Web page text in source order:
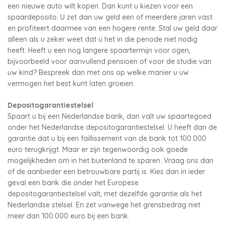
een nieuwe auto wilt kopen. Dan kunt u kiezen voor een
spaardeposito. U zet dan uw geld een of meerdere jaren vast
en profiteert daarmee van een hogere rente. Stal uw geld daar
alleen als u zeker weet dat u het in die periode niet nodig
heeft. Heeft u een nog langere spaartermijn voor ogen,
bijvoorbeeld voor aanvullend pensioen of voor de studie van
uw kind? Bespreek dan met ons op welke manier u uw
vermogen het best kunt laten groeien.
Depositogarantiestelsel
Spaart u bij een Nederlandse bank, dan valt uw spaartegoed
onder het Nederlandse depositogarantiestelsel. U heeft dan de
garantie dat u bij een faillissement van de bank tot 100.000
euro terugkrijgt. Maar er zijn tegenwoordig ook goede
mogelijkheden om in het buitenland te sparen. Vraag ons dan
of de aanbieder een betrouwbare partij is. Kies dan in ieder
geval een bank die onder het Europese
depositogarantiestelsel valt, met dezelfde garantie als het
Nederlandse stelsel. En zet vanwege het grensbedrag niet
meer dan 100.000 euro bij een bank.